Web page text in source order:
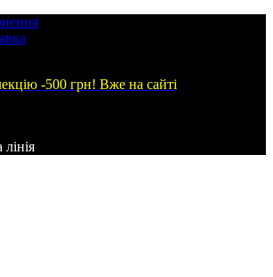
-500 грн! Вже на сайті